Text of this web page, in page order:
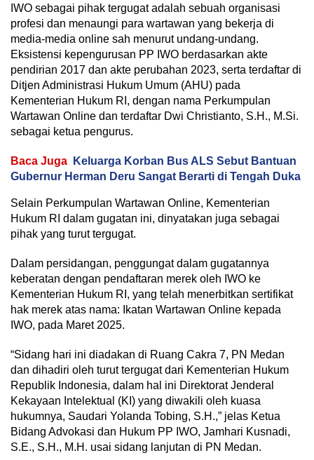
IWO sebagai pihak tergugat adalah sebuah organisasi
profesi dan menaungi para wartawan yang bekerja di
media-media online sah menurut undang-undang.
Eksistensi kepengurusan PP IWO berdasarkan akte
pendirian 2017 dan akte perubahan 2023, serta terdaftar di
Ditjen Administrasi Hukum Umum (AHU) pada
Kementerian Hukum RI, dengan nama Perkumpulan
Wartawan Online dan terdaftar Dwi Christianto, S.H., M.Si.
sebagai ketua pengurus.
Baca Juga
Keluarga Korban Bus ALS Sebut Bantuan
Gubernur Herman Deru Sangat Berarti di Tengah Duka
Selain Perkumpulan Wartawan Online, Kementerian
Hukum RI dalam gugatan ini, dinyatakan juga sebagai
pihak yang turut tergugat.
Dalam persidangan, penggungat dalam gugatannya
keberatan dengan pendaftaran merek oleh IWO ke
Kementerian Hukum RI, yang telah menerbitkan sertifikat
hak merek atas nama: Ikatan Wartawan Online kepada
IWO, pada Maret 2025.
“Sidang hari ini diadakan di Ruang Cakra 7, PN Medan
dan dihadiri oleh turut tergugat dari Kementerian Hukum
Republik Indonesia, dalam hal ini Direktorat Jenderal
Kekayaan Intelektual (KI) yang diwakili oleh kuasa
hukumnya, Saudari Yolanda Tobing, S.H.,” jelas Ketua
Bidang Advokasi dan Hukum PP IWO, Jamhari Kusnadi,
S.E., S.H., M.H. usai sidang lanjutan di PN Medan.